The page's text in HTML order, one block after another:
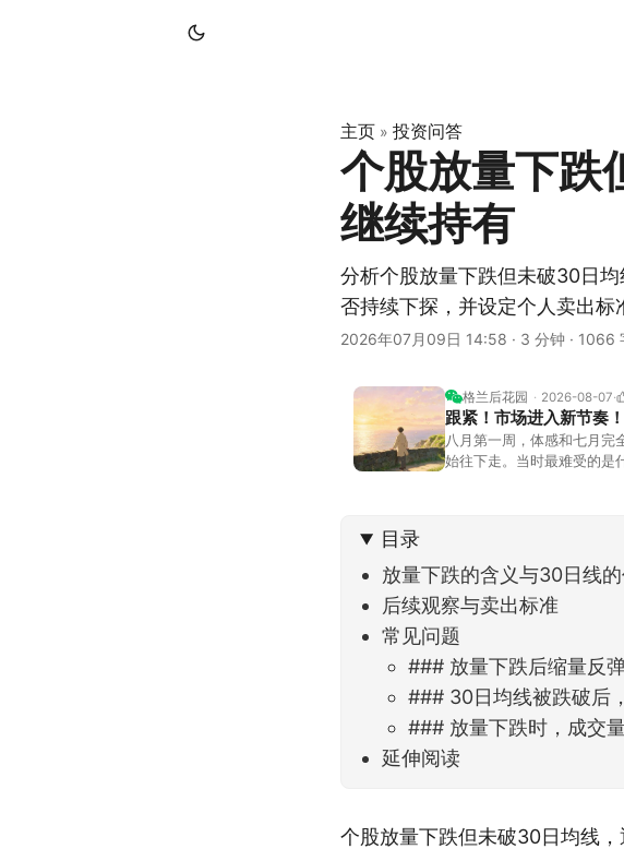
主页 » 投资问答
个股放量下跌
继续持有
分析个股放量下跌但未破30日
否持续下探，并设定个人卖出标
2026年07月09日 14:58 · 3 分钟 · 1066
格兰后花园 2026-08-07
跟紧！市场进入新节奏！
八月第一周，体感和七月完
始往下走。当时最难受的是
目录
放量下跌的含义与30日线的
后续观察与卖出标准
常见问题
### 放量下跌后缩量反
### 30日均线被跌破后
### 放量下跌时，成交
延伸阅读
个股放量下跌但未破30日均线